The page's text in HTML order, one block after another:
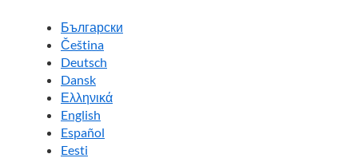
Български
Čeština
Deutsch
Dansk
Ελληνικά
English
Español
Eesti